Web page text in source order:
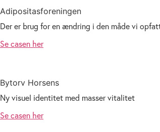
Adipositasforeningen
Der er brug for en ændring i den måde vi
Se casen her
Bytorv Horsens
Ny visuel identitet med masser vitalitet
Se casen her